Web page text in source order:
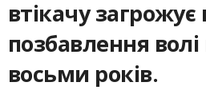
втікачу
позбавлення
восьми років.